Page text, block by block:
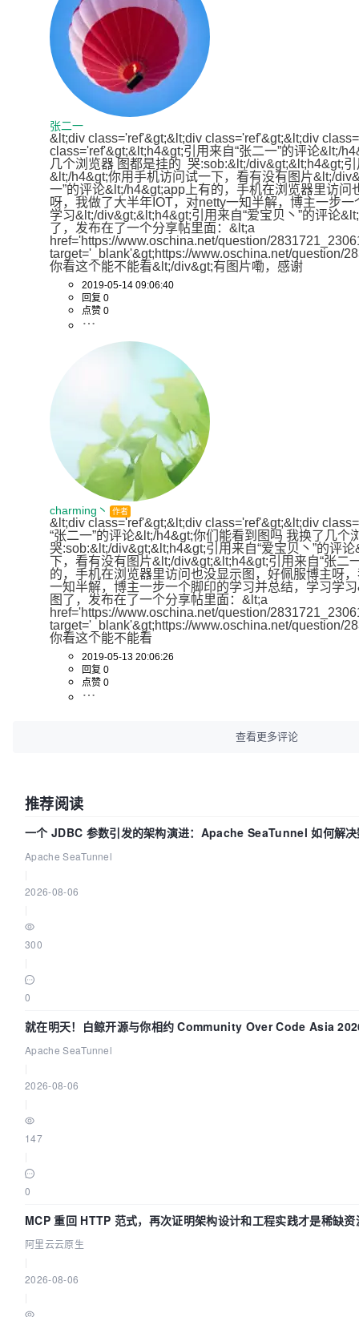
张二一
&lt;div class='ref'&gt;&lt;div class='ref'&gt;&lt;div
class='ref'&gt;&lt;h4&gt;引用来自“张二一”的评论&lt;/
几个浏览器 图都是挂的  哭:sob:&lt;/div&gt;&lt;h4&gt;引
&lt;/h4&gt;你用手机访问试一下，看有没有图片&lt;/
一”的评论&lt;/h4&gt;app上有的，手机在浏览器里访问
呀，我做了大半年IOT，对netty一知半解，博主一步
学习&lt;/div&gt;&lt;h4&gt;引用来自“爱宝贝丶”的评论
了，发布在了一个分享帖里面：&lt;a
href='https://www.oschina.net/question/
target='_blank'&gt;https://www.oschina.net/question/
你看这个能不能看&lt;/div&gt;有图片嘞，感谢
2019-05-14 09:06:40
回复 0
点赞 0
charming丶 作者
&lt;div class='ref'&gt;&lt;div class='ref'&gt;&lt;div
“张二一”的评论&lt;/h4&gt;你们能看到图吗 我换了几个
哭:sob:&lt;/div&gt;&lt;h4&gt;引用来自“爱宝贝丶”的评
下，看有没有图片&lt;/div&gt;&lt;h4&gt;引用来自“张二
的，手机在浏览器里访问也没显示图，好佩服博主呀
一知半解，博主一步一个脚印的学习并总结，学习学
图了，发布在了一个分享帖里面：&lt;a
href='https://www.oschina.net/question/
target='_blank'&gt;https://www.oschina.net/question/
你看这个能不能看
2019-05-13 20:06:26
回复 0
点赞 0
查看更多评论
推荐阅读
一个 JDBC 参数引发的架构演进：Apache SeaTunnel 如何解
题
Apache SeaTunnel
2026-08-06
300
0
就在明天！白鲸开源与你相约 Community Over Code Asia
Apache SeaTunnel
2026-08-06
147
0
MCP 重回 HTTP 范式，再次证明架构设计和工程实践才是稀缺资
阿里云云原生
2026-08-06